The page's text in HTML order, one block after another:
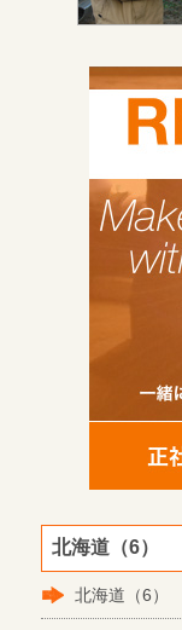
北海道（6）
北海道（6）